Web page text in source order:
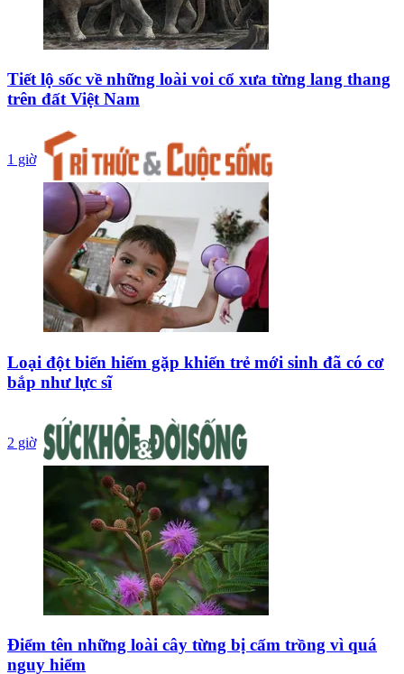
Tiết lộ sốc về những loài voi cổ xưa từng lang thang
trên đất Việt Nam
1 giờ
Loại đột biến hiếm gặp khiến trẻ mới sinh đã có cơ
bắp như lực sĩ
2 giờ
Điểm tên những loài cây từng bị cấm trồng vì quá
nguy hiểm